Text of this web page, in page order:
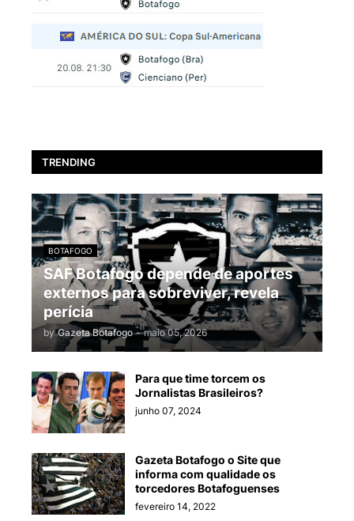
TRENDING
BOTAFOGO
SAF Botafogo depende de aportes
externos para sobreviver, revela
perícia
by Gazeta Botafogo - maio 05, 2026
Para que time torcem os
Jornalistas Brasileiros?
junho 07, 2024
Gazeta Botafogo o Site que
informa com qualidade os
torcedores Botafoguenses
fevereiro 14, 2022